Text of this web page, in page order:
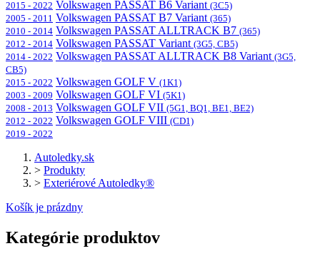
2015 - 2022 Volkswagen PASSAT B6 Variant (3C5)
2005 - 2011 Volkswagen PASSAT B7 Variant (365)
2010 - 2014 Volkswagen PASSAT ALLTRACK B7 (365)
2012 - 2014 Volkswagen PASSAT Variant (3G5, CB5)
2014 - 2022 Volkswagen PASSAT ALLTRACK B8 Variant (3G5,
CB5)
2015 - 2022 Volkswagen GOLF V (1K1)
2003 - 2009 Volkswagen GOLF VI (5K1)
2008 - 2013 Volkswagen GOLF VII (5G1, BQ1, BE1, BE2)
2012 - 2022 Volkswagen GOLF VIII (CD1)
2019 - 2022
Autoledky.sk
> Produkty
> Exteriérové Autoledky®
Košík je prázdny
Kategórie produktov